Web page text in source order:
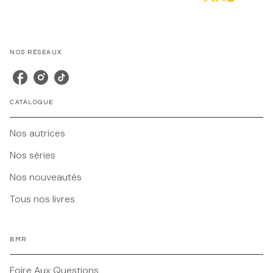
NOS RÉSEAUX
CATALOGUE
Nos autrices
Nos séries
Nos nouveautés
Tous nos livres
BMR
Foire Aux Questions